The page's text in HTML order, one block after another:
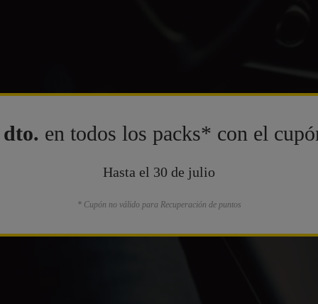
en todos los packs* con el
Hasta el 30 de julio
* Cupón no válido para Recuperación de puntos